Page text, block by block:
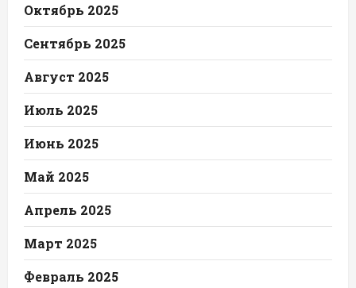
Октябрь 2025
Сентябрь 2025
Август 2025
Июль 2025
Июнь 2025
Май 2025
Апрель 2025
Март 2025
Февраль 2025